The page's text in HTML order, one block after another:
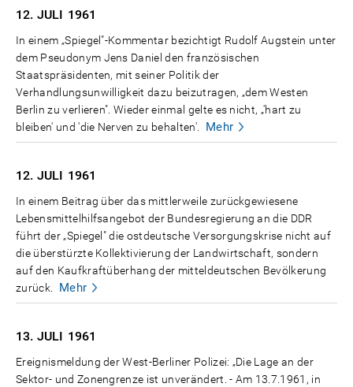
12. JULI 1961
In einem „Spiegel"-Kommentar bezichtigt Rudolf Augstein unter
dem Pseudonym Jens Daniel den französischen
Staatspräsidenten, mit seiner Politik der
Verhandlungsunwilligkeit dazu beizutragen, „dem Westen
Berlin zu verlieren". Wieder einmal gelte es nicht, „'hart zu
bleiben' und 'die Nerven zu behalten'.
Mehr
12. JULI 1961
In einem Beitrag über das mittlerweile zurückgewiesene
Lebensmittelhilfsangebot der Bundesregierung an die DDR
führt der „Spiegel" die ostdeutsche Versorgungskrise nicht auf
die überstürzte Kollektivierung der Landwirtschaft, sondern
auf den Kaufkraftüberhang der mitteldeutschen Bevölkerung
zurück.
Mehr
13. JULI 1961
Ereignismeldung der West-Berliner Polizei: „Die Lage an der
Sektor- und Zonengrenze ist unverändert. - Am 13.7.1961, in